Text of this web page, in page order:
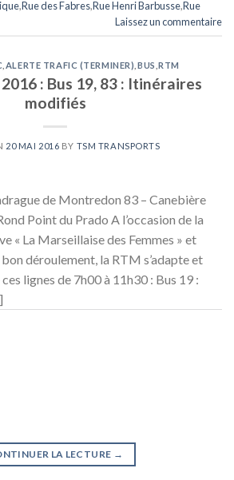
,Rue des Fabres,Rue Henri Barbusse,Rue
Laissez un commentaire
ALERTE TRAFIC (TERMINER) BUS ,RTM
: Bus 19, 83 : Itinéraires
modifiés
20 MAI 2016 BY TSM TRANSPORTS
de Montredon 83 – Canebière
Point du Prado A l’occasion de la
« La Marseillaise des Femmes » et
déroulement, la RTM s’adapte et
lignes de 7h00 à 11h30 : Bus 19 :
LA LECTURE →